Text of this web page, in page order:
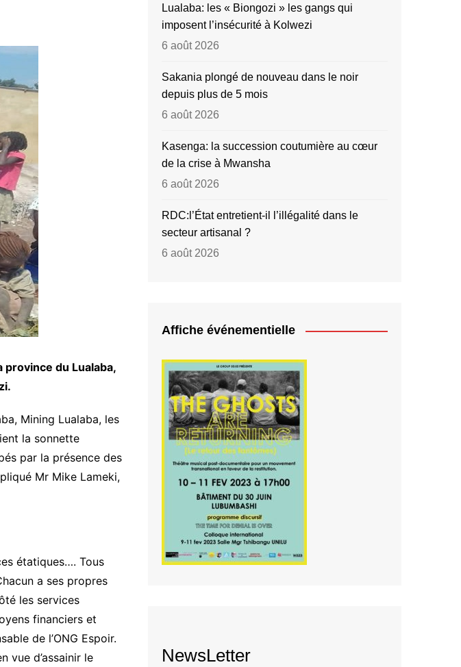
du Lualaba,
Mining Lualaba, les
la sonnette
par la présence des
Mr Mike Lameki,
étatiques…. Tous
a ses propres
les services
financiers et
de l’ONG Espoir.
vue d’assainir le
Lualaba: les « Biongozi » les gangs qui
imposent l’insécurité à Kolwezi
6 août 2026
Sakania plongé de nouveau dans le noir
depuis plus de 5 mois
6 août 2026
Kasenga: la succession coutumière au cœur
de la crise à Mwansha
6 août 2026
RDC:l’État entretient-il l’illégalité dans le
secteur artisanal ?
6 août 2026
Affiche événementielle
NewsLetter